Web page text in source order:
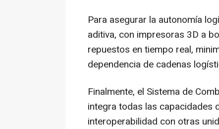
Para asegurar la autonomía
aditiva, con impresoras 3D a
repuestos en tiempo real,
dependencia de cadenas
Finalmente, el Sistema de
integra todas las capacidades
interoperabilidad con otras